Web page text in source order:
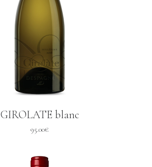
GIROLATE blanc
95.00€